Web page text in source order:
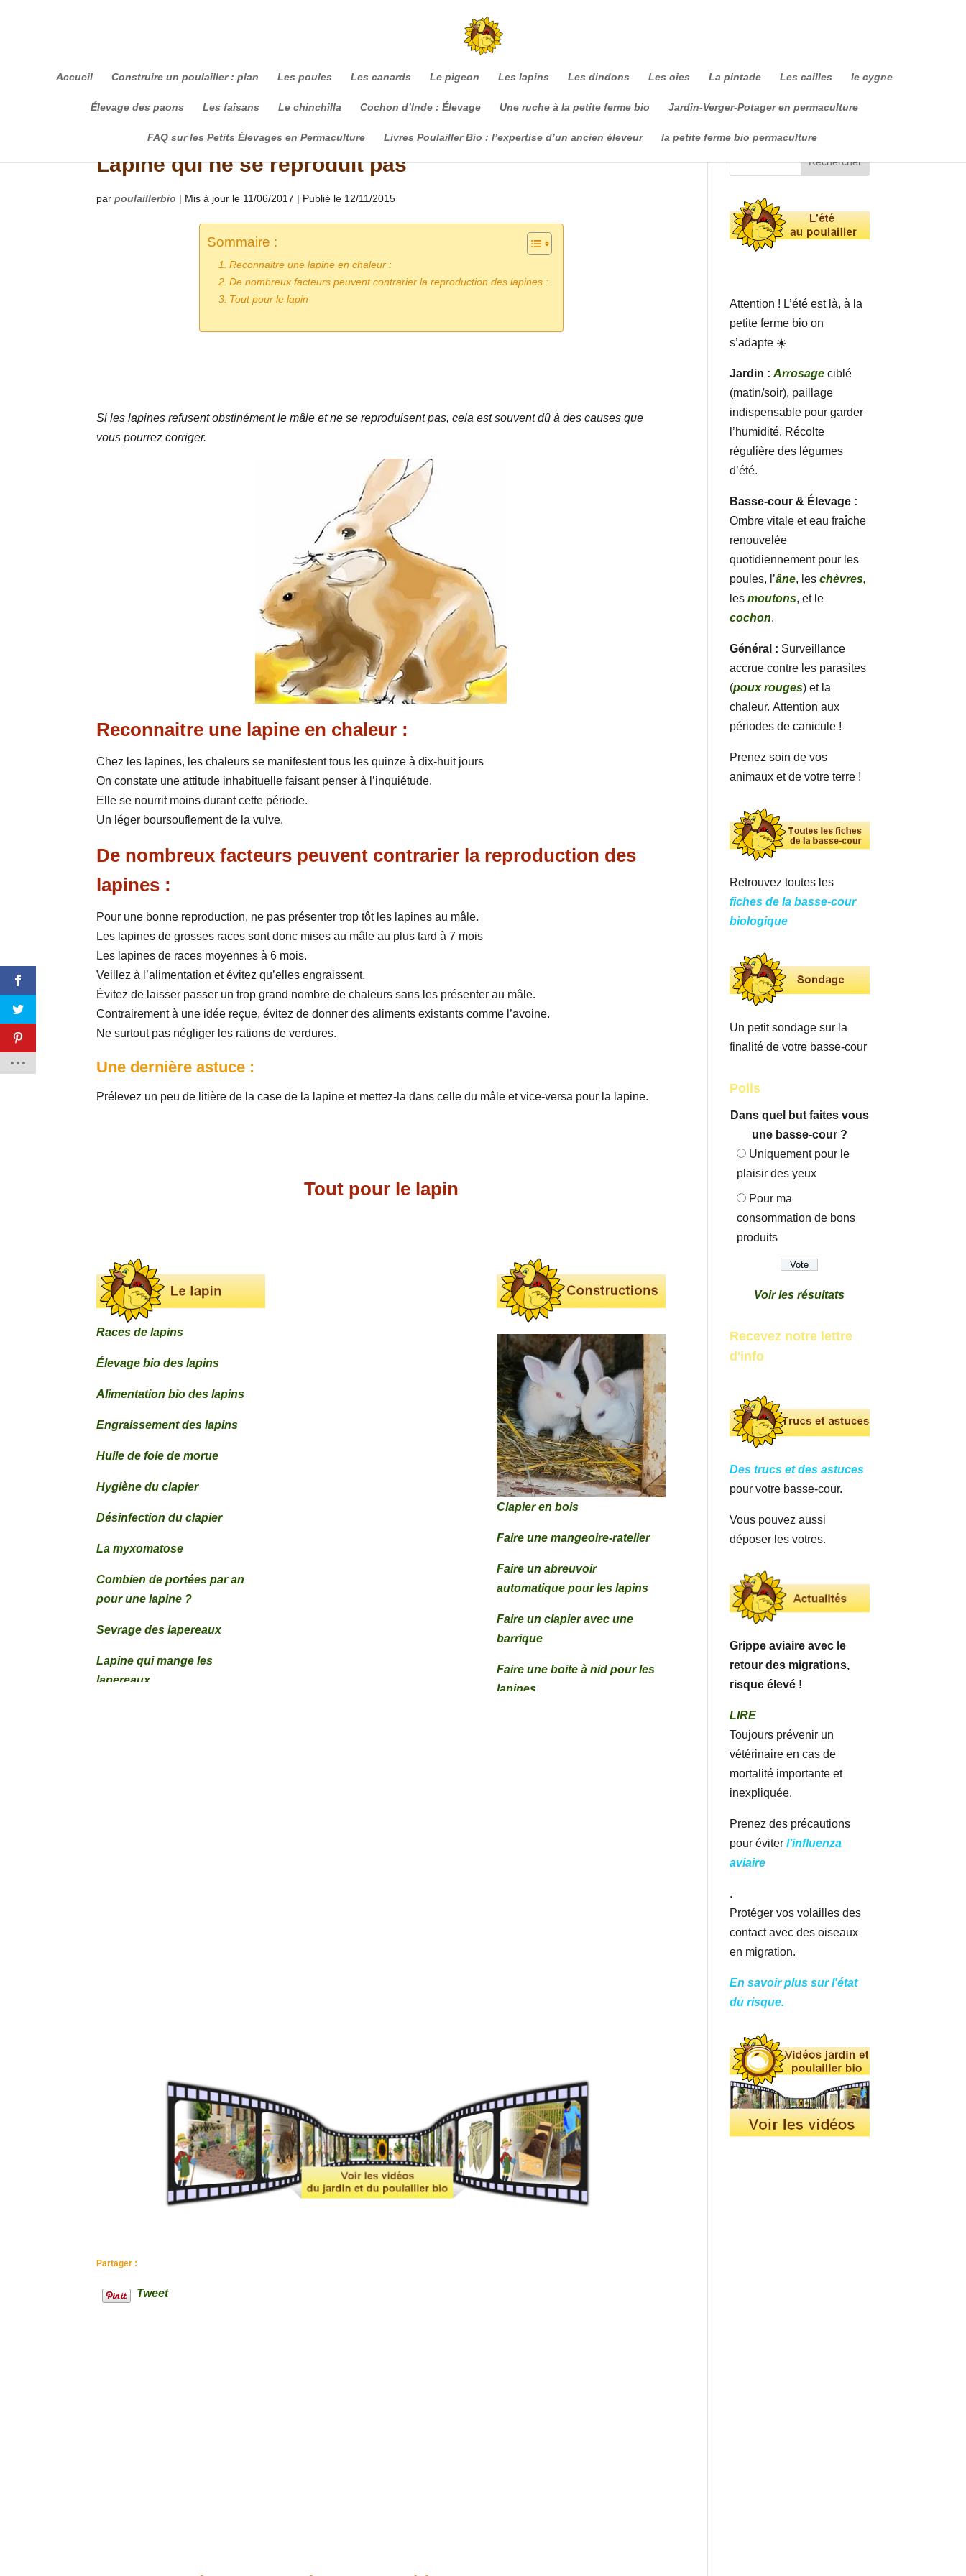
Accueil Construire un poulailler : plan Les poules Les canards Le pigeon Les lapins Les dindons Les oies La pintade Les cailles le cygne
Élevage des paons Les faisans Le chinchilla Cochon d’Inde : Élevage Une ruche à la petite ferme bio Jardin-Verger-Potager en permaculture
FAQ sur les Petits Élevages en Permaculture Livres Poulailler Bio : l’expertise d’un ancien éleveur la petite ferme bio permaculture
Lapine qui ne se reproduit pas
parpoulaillerbio | Mis à jour le 11/06/2017 | Publié le 12/11/2015
Sommaire :
Reconnaitre une lapine en chaleur :
De nombreux facteurs peuvent contrarier la reproduction des lapines :
Tout pour le lapin
Si les lapines refusent obstinément le mâle et ne se reproduisent pas, cela est souvent dû à des causes que
vous pourrez corriger.
Reconnaitre une lapine en chaleur :
Chez les lapines, les chaleurs se manifestent tous les quinze à dix-huit jours
On constate une attitude inhabituelle faisant penser à l’inquiétude.
Elle se nourrit moins durant cette période.
Un léger boursouflement de la vulve.
De nombreux facteurs peuvent contrarier la reproduction des
lapines :
Pour une bonne reproduction, ne pas présenter trop tôt les lapines au mâle.
Les lapines de grosses races sont donc mises au mâle au plus tard à 7 mois
Les lapines de races moyennes à 6 mois.
Veillez à l’alimentation et évitez qu’elles engraissent.
Évitez de laisser passer un trop grand nombre de chaleurs sans les présenter au mâle.
Contrairement à une idée reçue, évitez de donner des aliments existants comme l’avoine.
Ne surtout pas négliger les rations de verdures.
Une dernière astuce :
Prélevez un peu de litière de la case de la lapine et mettez-la dans celle du mâle et vice-versa pour la lapine.
Tout pour le lapin
Races de lapins
Élevage bio des lapins
Alimentation bio des lapins
Engraissement des lapins
Huile de foie de morue
Hygiène du clapier
Désinfection du clapier
La myxomatose
Combien de portées par an
pour une lapine ?
Sevrage des lapereaux
Lapine qui mange les
lapereaux
Carottes fourragères pour les
L'herbe pour les lapins
Nourrir les lapereaux
La bonne conduite d'un
Clapier en bois
Faire une mangeoire-ratelier
Faire un abreuvoir
automatique pour les lapins
Faire un clapier avec une
barrique
Faire une boite à nid pour les
lapines
Partager :
Tweet
Attention ! L’été est là, à la
petite ferme bio on
s’adapte ☀️
Jardin : Arrosage ciblé
(matin/soir), paillage
indispensable pour garder
l’humidité. Récolte
régulière des légumes
d’été.
Basse-cour & Élevage :
Ombre vitale et eau fraîche
renouvelée
quotidiennement pour les
poules, l’âne, leschèvres,
lesmoutons, et le
cochon.
Général : Surveillance
accrue contre les parasites
(poux rouges) et la
chaleur. Attention aux
périodes de canicule !
Prenez soin de vos
animaux et de votre terre !
Retrouvez toutes les
fiches de la basse-cour
biologique
Un petit sondage sur la
finalité de votre basse-cour
Polls
Dans quel but faites vous
une basse-cour ?
Uniquement pour le
plaisir des yeux
Pour ma
consommation de bons
produits
Voir les résultats
Recevez notre lettre
d'info
Des trucs et des astuces
pour votre basse-cour.
Vous pouvez aussi
déposer les votres.
Grippe aviaire avec le
retour des migrations,
risque élevé !
LIRE
Toujours prévenir un
vétérinaire en cas de
mortalité importante et
inexpliquée.
Prenez des précautions
pour éviterl’influenza
aviaire
.
Protéger vos volailles des
contact avec des oiseaux
en migration.
En savoir plus sur l'état
du risque.